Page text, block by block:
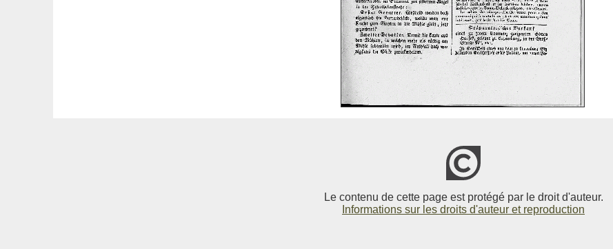
Le contenu de cette page est protégé par le droit d'auteur.
Informations sur les droits d'auteur et reproduction